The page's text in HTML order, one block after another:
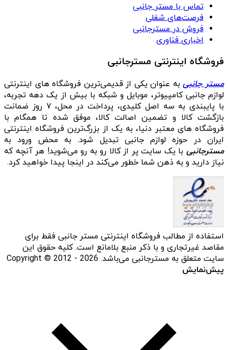
تماس با مستر جانبی
فرصت‌های شغلی
فروش در مسترجانبی
اخباری فناوری
فروشگاه اینترنتی مسترجانبی
مستر جانبیبه عنوان یکی از قدیمی‌ترین فروشگاه های اینترنتی
لوازم جانبی کامپیوتر، موبایل و شبکه با بیش از یک دهه تجربه،
با پایبندی به سه اصل کلیدی، پرداخت در محل، ۷ روز ضمانت
بازگشت کالا و تضمین اصالت کالا، موفق شده تا همگام با
فروشگاه‌ های معتبر دنیا، به یک از بزرگ‌ترین فروشگاه اینترنتی
ایران در حوزه لوازم جانبی تبدیل شود. به محض ورود به
مسترجانبی با یک سایت پر از کالا رو به رو می‌شوید! هر آنچه که
نیاز دارید و به ذهن شما خطور می‌کند در اینجا پیدا خواهید کرد.
استفاده از مطالب فروشگاه اینترنتی مستر جانبی فقط برای
مقاصد غیرتجاری و با ذکر منبع بلامانع است. کلیه حقوق این
سایت متعلق به مسترجانبی می‌باشد. Copyright © 2012 - 2026
پیش‌نمایش